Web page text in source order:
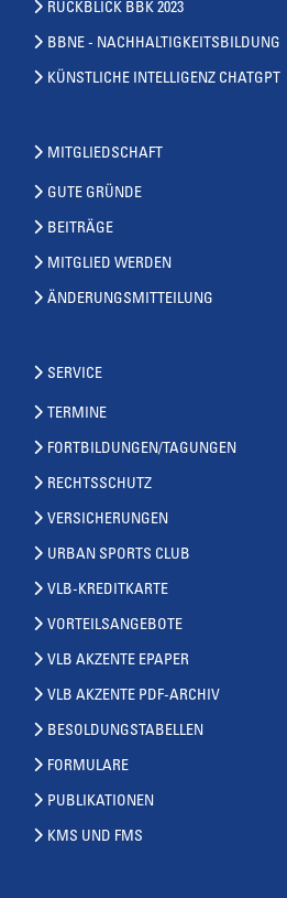
RÜCKBLICK BBK 2023
BBNE - NACHHALTIGKEITSBILDUNG
KÜNSTLICHE INTELLIGENZ CHATGPT
MITGLIEDSCHAFT
GUTE GRÜNDE
BEITRÄGE
MITGLIED WERDEN
ÄNDERUNGSMITTEILUNG
SERVICE
TERMINE
FORTBILDUNGEN/TAGUNGEN
RECHTSSCHUTZ
VERSICHERUNGEN
URBAN SPORTS CLUB
VLB-KREDITKARTE
VORTEILSANGEBOTE
VLB AKZENTE EPAPER
VLB AKZENTE PDF-ARCHIV
BESOLDUNGSTABELLEN
FORMULARE
PUBLIKATIONEN
KMS UND FMS